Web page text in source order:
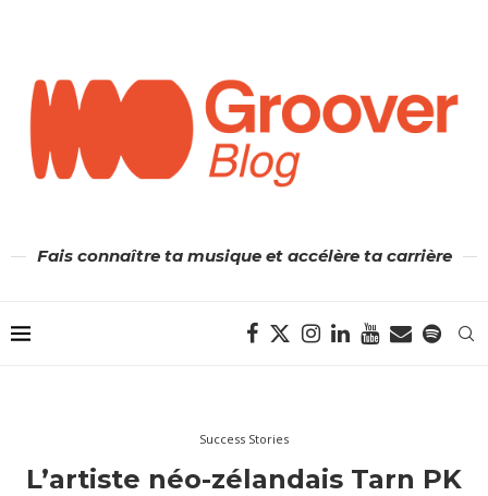
Fais connaître ta musique et accélère ta carrière
Success Stories
L’artiste néo-zélandais Tarn PK